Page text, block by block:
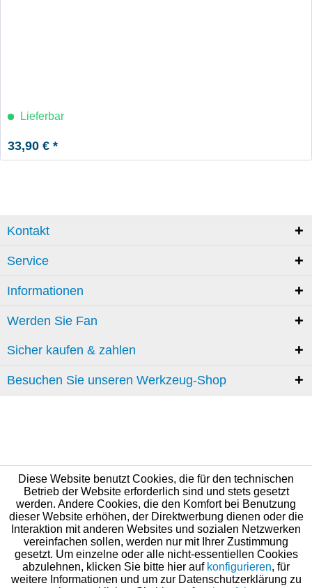
Lieferbar
33,90 € *
Kontakt
Service
Informationen
Werden Sie Fan
Sicher kaufen & zahlen
Besuchen Sie unseren Werkzeug-Shop
Diese Website benutzt Cookies, die für den technischen
Betrieb der Website erforderlich sind und stets gesetzt
werden. Andere Cookies, die den Komfort bei Benutzung
dieser Website erhöhen, der Direktwerbung dienen oder die
Interaktion mit anderen Websites und sozialen Netzwerken
vereinfachen sollen, werden nur mit Ihrer Zustimmung
gesetzt. Um einzelne oder alle nicht-essentiellen Cookies
abzulehnen, klicken Sie bitte hier auf konfigurieren, für
weitere Informationen und um zur Datenschutzerklärung zu